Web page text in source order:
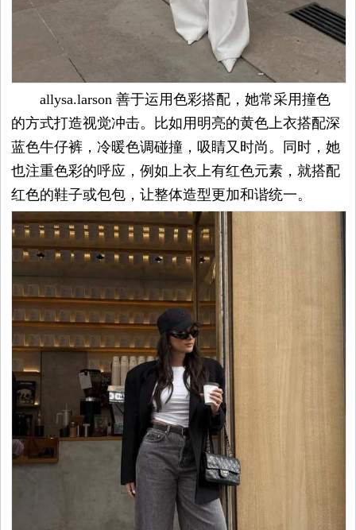
allysa.larson 善于运用色彩搭配，她常采用撞色
的方式打造视觉冲击。比如用明亮的黄色上衣搭配深
蓝色牛仔裤，冷暖色调碰撞，吸睛又时尚。同时，她
也注重色彩的呼应，例如上衣上有红色元素，就搭配
红色的鞋子或包包，让整体造型更加和谐统一。